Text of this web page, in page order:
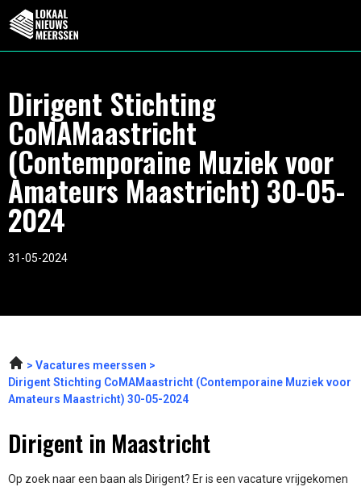
Dirigent Stichting
CoMAMaastricht
(Contemporaine Muziek voor
Amateurs Maastricht) 30-05-
2024
31-05-2024
Vacatures meerssen
Dirigent Stichting CoMAMaastricht (Contemporaine Muziek voor
Amateurs Maastricht) 30-05-2024
Dirigent in Maastricht
Op zoek naar een baan als Dirigent? Er is een vacature vrijgekomen